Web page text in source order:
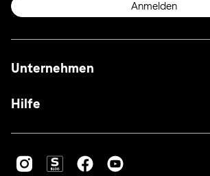
Anmelden
Unternehmen
Hilfe